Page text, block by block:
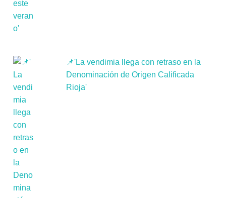
📌'La vendimia llega con retraso en la
Denominación de Origen Calificada
Rioja'